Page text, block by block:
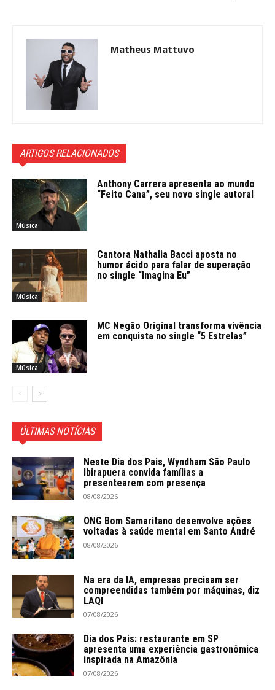
Matheus Mattuvo
ARTIGOS RELACIONADOS
Música
Anthony Carrera apresenta ao mundo
“Feito Cana”, seu novo single autoral
Música
Cantora Nathalia Bacci aposta no
humor ácido para falar de superação
no single “Imagina Eu”
Música
MC Negão Original transforma vivência
em conquista no single “5 Estrelas”
ÚLTIMAS NOTÍCIAS
Neste Dia dos Pais, Wyndham São Paulo
Ibirapuera convida famílias a
presentearem com presença
08/08/2026
ONG Bom Samaritano desenvolve ações
voltadas à saúde mental em Santo André
08/08/2026
Na era da IA, empresas precisam ser
compreendidas também por máquinas, diz
LAQI
07/08/2026
Dia dos Pais: restaurante em SP
apresenta uma experiência gastronômica
inspirada na Amazônia
07/08/2026